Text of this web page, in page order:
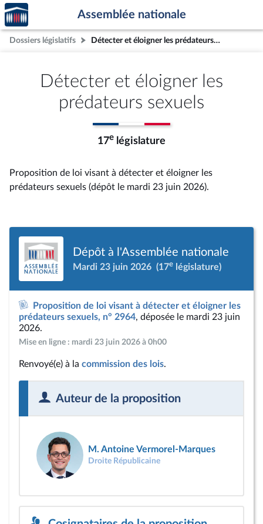
Aller au contenu
Aller en bas de la page
Accèder
à la
page
d'accueil
Assemblée nationale
Dossiers législatifs Détecter et éloigner les prédateurs sexuels
Détecter et éloigner les
prédateurs sexuels
17e législature
Proposition de loi visant à détecter et éloigner les
prédateurs sexuels (dépôt le mardi 23 juin 2026).
Dépôt à l'Assemblée nationale
Mardi 23 juin 2026 (17e législature)
Proposition de loi visant à détecter et éloigner les
prédateurs sexuels, n° 2964, déposée le mardi 23 juin
2026.
Mise en ligne : mardi 23 juin 2026 à 0h00
Renvoyé(e) à la commission des lois.
Auteur de la proposition
M. Antoine Vermorel-Marques
Droite Républicaine